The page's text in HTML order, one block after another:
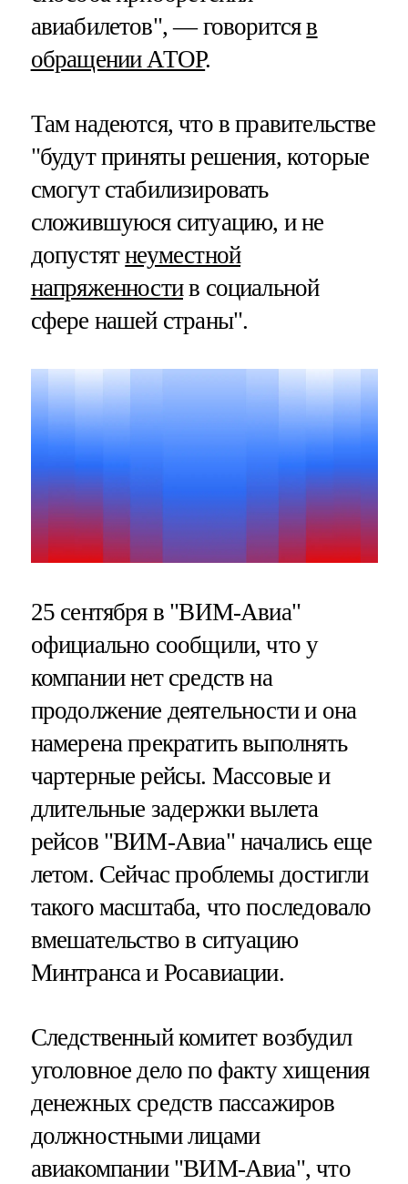
авиабилетов", — говоритсяв
обращении АТОР.
Там надеются, что в правительстве
"будут приняты решения, которые
смогут стабилизировать
сложившуюся ситуацию, и не
допустятнеуместной
напряженностив социальной
сфере нашей страны".
25 сентября в "ВИМ-Авиа"
официально сообщили, что у
компании нет средств на
продолжение деятельности и она
намерена прекратить выполнять
чартерные рейсы. Массовые и
длительные задержки вылета
рейсов "ВИМ-Авиа" начались еще
летом. Сейчас проблемы достигли
такого масштаба, что последовало
вмешательство в ситуацию
Минтранса и Росавиации.
Следственный комитет возбудил
уголовное дело по факту хищения
денежных средств пассажиров
должностными лицами
авиакомпании "ВИМ-Авиа", что